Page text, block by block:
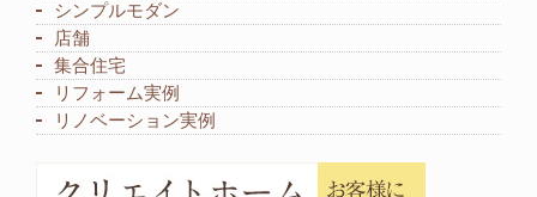
シンプルモダン
店舗
集合住宅
リフォーム実例
リノベーション実例